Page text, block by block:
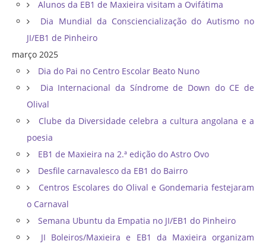
Alunos da EB1 de Maxieira visitam a Ovifátima
Dia Mundial da Consciencialização do Autismo no
JI/EB1 de Pinheiro
março 2025
Dia do Pai no Centro Escolar Beato Nuno
Dia Internacional da Síndrome de Down do CE de
Olival
Clube da Diversidade celebra a cultura angolana e a
poesia
EB1 de Maxieira na 2.ª edição do Astro Ovo
Desfile carnavalesco da EB1 do Bairro
Centros Escolares do Olival e Gondemaria festejaram
o Carnaval
Semana Ubuntu da Empatia no JI/EB1 do Pinheiro
JI Boleiros/Maxieira e EB1 da Maxieira organizam